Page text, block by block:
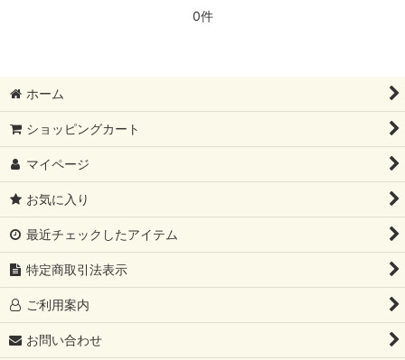
0件
ホーム
ショッピングカート
マイページ
お気に入り
最近チェックしたアイテム
特定商取引法表示
ご利用案内
お問い合わせ